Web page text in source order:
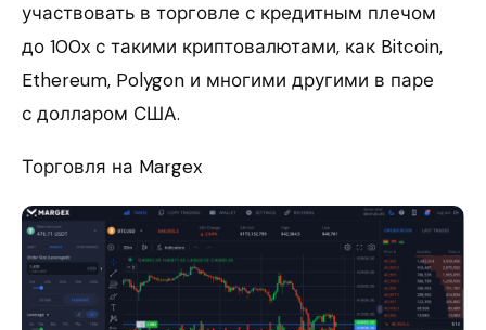
участвовать в торговле с кредитным плечом
до 100x с такими криптовалютами, как Bitcoin,
Ethereum, Polygon и многими другими в паре
с долларом США.
Торговля на Margex